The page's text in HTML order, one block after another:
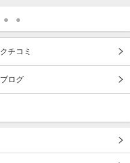
クチコミ
ブログ